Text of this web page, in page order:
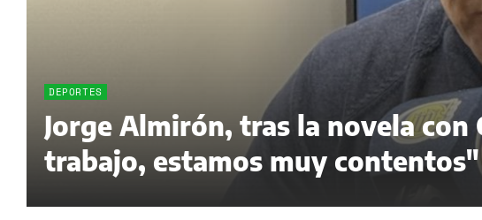
DEPORTES
Jorge Almirón, tras la novela con
trabajo, estamos muy contentos"